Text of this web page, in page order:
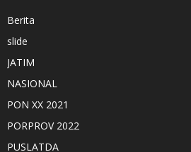
Berita
slide
JATIM
NASIONAL
PON XX 2021
PORPROV 2022
PUSLATDA